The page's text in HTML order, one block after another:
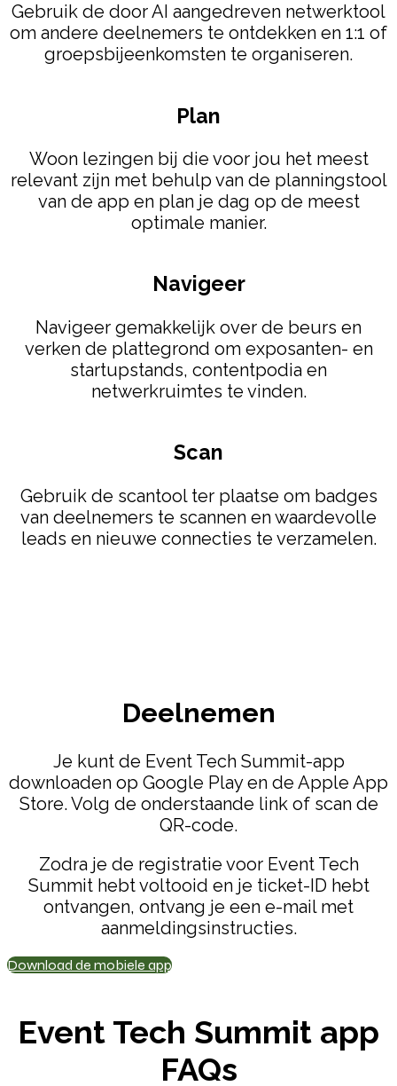
Gebruik de door AI aangedreven netwerktool
om andere deelnemers te ontdekken en 1:1 of
groepsbijeenkomsten te organiseren.
Plan
Woon lezingen bij die voor jou het meest
relevant zijn met behulp van de planningstool
van de app en plan je dag op de meest
optimale manier.
Navigeer
Navigeer gemakkelijk over de beurs en
verken de plattegrond om exposanten- en
startupstands, contentpodia en
netwerkruimtes te vinden.
Scan
Gebruik de scantool ter plaatse om badges
van deelnemers te scannen en waardevolle
leads en nieuwe connecties te verzamelen.
Deelnemen
Je kunt de Event Tech Summit-app
downloaden op Google Play en de Apple App
Store. Volg de onderstaande link of scan de
QR-code.
Zodra je de registratie voor Event Tech
Summit hebt voltooid en je ticket-ID hebt
ontvangen, ontvang je een e-mail met
aanmeldingsinstructies.
Download de mobiele app
Event Tech Summit app
FAQs